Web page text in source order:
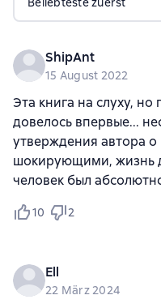
ShipAnt
15 August 2022
Эта книга на слуху, но
довелось впервые...
утверждения автора
шокирующими, жизнь
человек был
10 2
Ell
22 März 2024